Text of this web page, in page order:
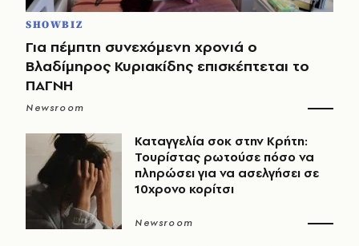
SHOWBIZ
Για πέμπτη συνεχόμενη χρονιά ο
Βλαδίμηρος Κυριακίδης επισκέπτεται το
ΠΑΓΝΗ
Newsroom
Καταγγελία σοκ στην Κρήτη:
Τουρίστας ρωτούσε πόσο να
πληρώσει για να ασελγήσει σε
10χρονο κορίτσι
Newsroom